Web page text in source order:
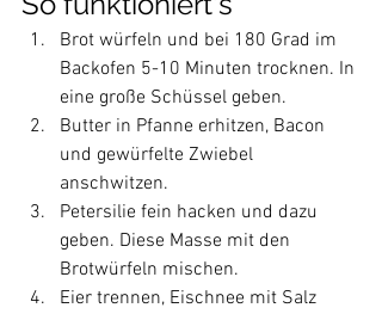
Brot würfeln und bei 180 Grad im
Backofen 5-10 Minuten trocknen. In
eine große Schüssel geben.
Butter in Pfanne erhitzen, Bacon
und gewürfelte Zwiebel
anschwitzen.
Petersilie fein hacken und dazu
geben. Diese Masse mit den
Brotwürfeln mischen.
Eier trennen, Eischnee mit Salz